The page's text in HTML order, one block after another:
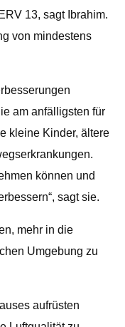
13, sagt Ibrahim.
von mindestens
am anfälligsten für
kleine Kinder, ältere
können und
sagt sie.
mehr in die
Umgebung zu
aufrüsten